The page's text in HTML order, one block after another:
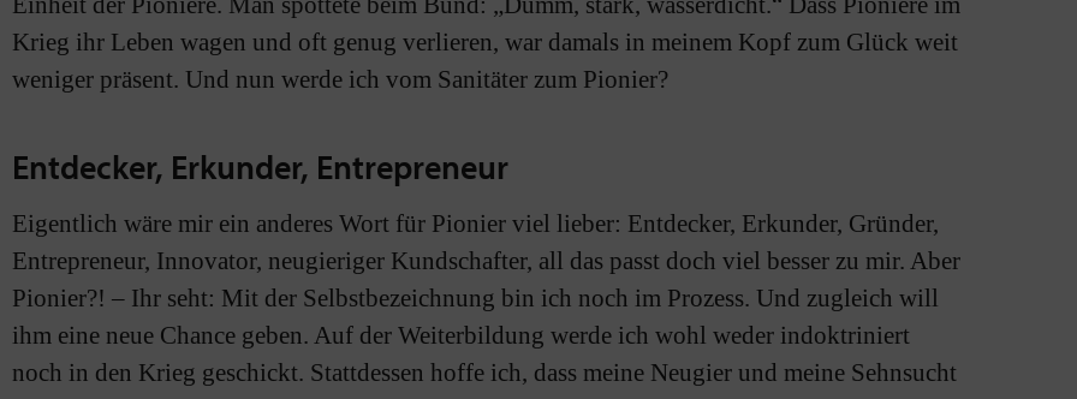
Krieg ihr Leben wagen und oft genug verlieren, war damals in meinem Kopf zum Glück weit
weniger präsent. Und nun werde ich vom Sanitäter zum Pionier?
Entdecker, Erkunder, Entrepreneur
Eigentlich wäre mir ein anderes Wort für Pionier viel lieber: Entdecker, Erkunder, Gründer,
Entrepreneur, Innovator, neugieriger Kundschafter, all das passt doch viel besser zu mir. Aber
Pionier?! – Ihr seht: Mit der Selbstbezeichnung bin ich noch im Prozess. Und zugleich will
ihm eine neue Chance geben. Auf der Weiterbildung werde ich wohl weder indoktriniert
noch in den Krieg geschickt. Stattdessen hoffe ich, dass meine Neugier und meine Sehnsucht